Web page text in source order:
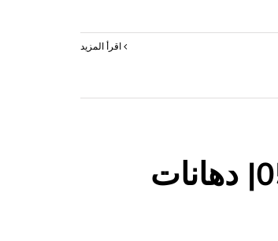
شركة صبغ في دبي |0503418441| دهانات